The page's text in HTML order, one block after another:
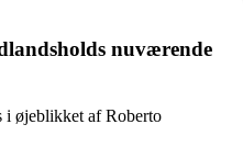
nuværende
i øjeblikket af Roberto